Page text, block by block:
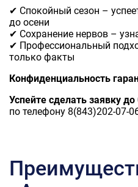
✔ Спокойный сезон –
до осени
✔ Сохранение нервов –
✔ Профессиональный
только факты
Конфиденциальность
Успейте сделать заявку
по телефону 8(843)202-07-